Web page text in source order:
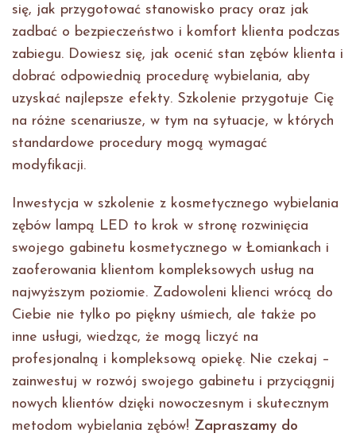
się, jak przygotować stanowisko pracy oraz jak
zadbać o bezpieczeństwo i komfort klienta podczas
zabiegu. Dowiesz się, jak ocenić stan zębów klienta i
dobrać odpowiednią procedurę wybielania, aby
uzyskać najlepsze efekty. Szkolenie przygotuje Cię
na różne scenariusze, w tym na sytuacje, w których
standardowe procedury mogą wymagać
modyfikacji.
Inwestycja w szkolenie z kosmetycznego wybielania
zębów lampą LED to krok w stronę rozwinięcia
swojego gabinetu kosmetycznego w Łomiankach i
zaoferowania klientom kompleksowych usług na
najwyższym poziomie. Zadowoleni klienci wrócą do
Ciebie nie tylko po piękny uśmiech, ale także po
inne usługi, wiedząc, że mogą liczyć na
profesjonalną i kompleksową opiekę. Nie czekaj –
zainwestuj w rozwój swojego gabinetu i przyciągnij
nowych klientów dzięki nowoczesnym i skutecznym
metodom wybielania zębów! Zapraszamy do